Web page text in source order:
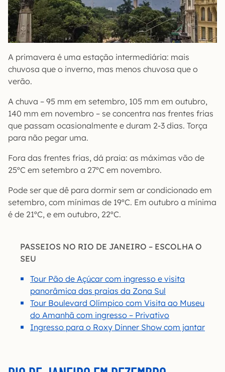
A primavera é uma estação intermediária: mais
chuvosa que o inverno, mas menos chuvosa que o
verão.
A chuva – 95 mm em setembro, 105 mm em outubro,
140 mm em novembro – se concentra nas frentes frias
que passam ocasionalmente e duram 2-3 dias. Torça
para não pegar uma.
Fora das frentes frias, dá praia: as máximas vão de
25ºC em setembro a 27ºC em novembro.
Pode ser que dê para dormir sem ar condicionado em
setembro, com mínimas de 19ºC. Em outubro a mínima
é de 21ºC, e em outubro, 22ºC.
PASSEIOS NO RIO DE JANEIRO – ESCOLHA O
SEU
Tour Pão de Açúcar com ingresso e visita
panorâmica das praias da Zona Sul
Tour Boulevard Olímpico com Visita ao Museu
do Amanhã com ingresso – Privativo
Ingresso para o Roxy Dinner Show com jantar